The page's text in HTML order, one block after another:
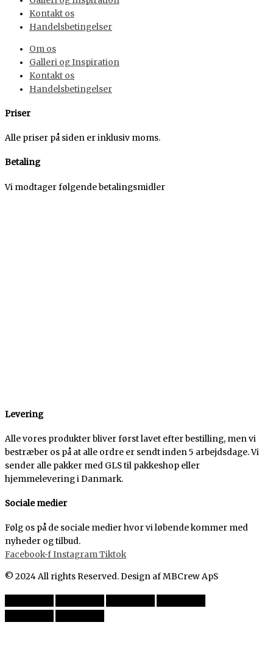
Kontakt os
Handelsbetingelser
Om os
Galleri og Inspiration
Kontakt os
Handelsbetingelser
Priser
Alle priser på siden er inklusiv moms.
Betaling
Vi modtager følgende betalingsmidler
Levering
Alle vores produkter bliver først lavet efter bestilling, men vi
bestræber os på at alle ordre er sendt inden 5 arbejdsdage. Vi
sender alle pakker med GLS til pakkeshop eller
hjemmelevering i Danmark.
Sociale medier
Følg os på de sociale medier hvor vi løbende kommer med
nyheder og tilbud.
Facebook-fInstagramTiktok
© 2024 All rights Reserved. Design af MBCrew ApS